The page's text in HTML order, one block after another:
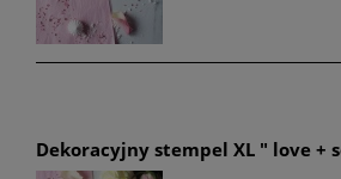
Dekoracyjny stempel XL " love +